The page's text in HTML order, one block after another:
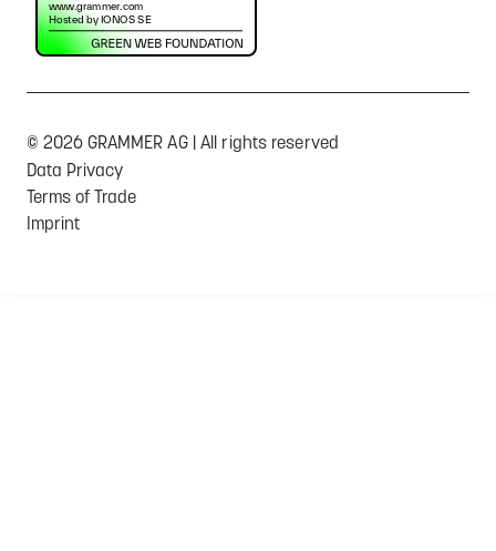
© 2026 GRAMMER AG | All rights reserved
Data Privacy
Terms of Trade
Imprint